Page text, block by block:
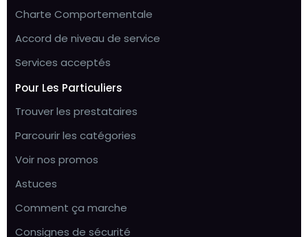
Charte Comportementale
Accord de niveau de service
Services acceptés
Pour Les Particuliers
Trouver les prestataires
Parcourir les catégories
Voir nos promos
Astuces
Comment ça marche
Consignes de sécurité